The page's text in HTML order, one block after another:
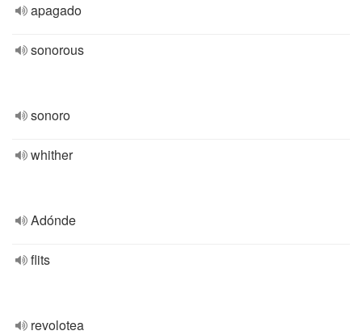
apagado
sonorous
sonoro
whither
Adónde
flits
revolotea